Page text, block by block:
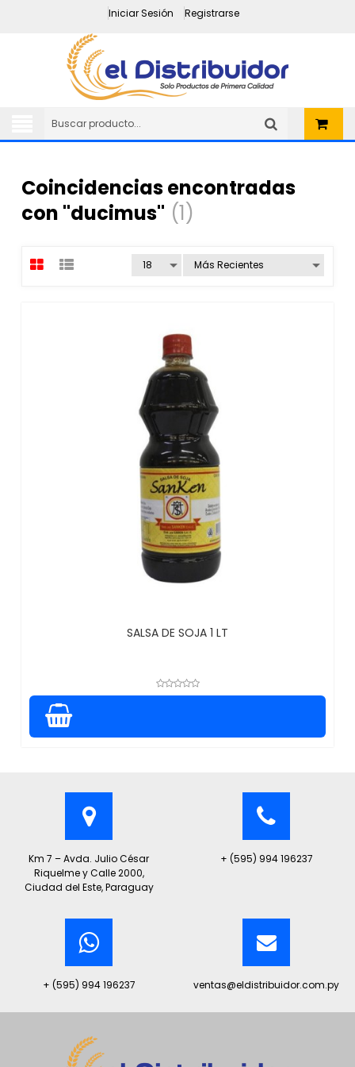
Iniciar Sesión Registrarse
Coincidencias encontradas
con "ducimus" (1)
SALSA DE SOJA 1 LT
Km 7 – Avda. Julio César
Riquelme y Calle 2000,
Ciudad del Este, Paraguay
+ (595) 994 196237
+ (595) 994 196237 ventas@eldistribuidor.com.py